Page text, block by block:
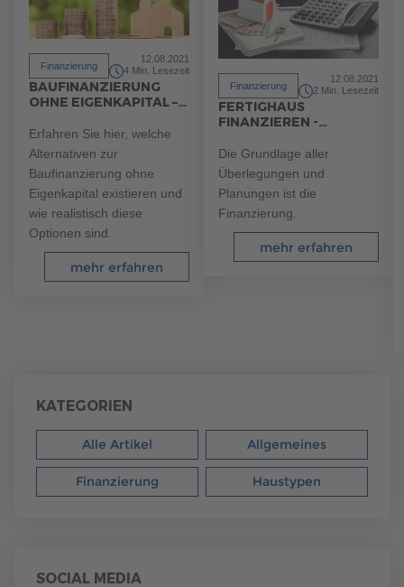
Finanzierung 4 Min. Lesezeit
12.08.2021
BAUFINANZIERUNG
OHNE EIGENKAPITAL –
Erfahren Sie hier, welche
Alternativen zur
Baufinanzierung ohne
Eigenkapital existieren und
wie realistisch diese
Optionen sind.
mehr erfahren
Finanzierung 2 Min. Lesezeit
12.08.2021
FERTIGHAUS
FINANZIEREN -
ÜBERBLICK
Die Grundlage aller
Überlegungen und
Planungen ist die
Finanzierung.
mehr erfahren
KATEGORIEN
Alle Artikel Allgemeines
Finanzierung Haustypen
SOCIAL MEDIA